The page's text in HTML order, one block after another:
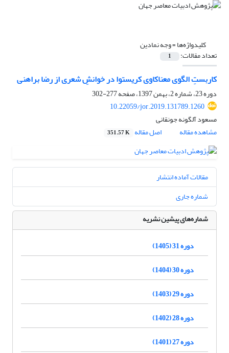
کلیدواژه‌ها =وجه نمادین
تعداد مقالات: 1
کاربستِ الگوی معناکاوی کریستوا در خوانشِ شعری از رضا براهنی
دوره 23، شماره 2، بهمن 1397، صفحه
277-302
10.22059/jor.2019.131789.1260
مسعود آلگونه جونقانی
مشاهده مقاله
اصل مقاله 351.57 K
مقالات آماده انتشار
شماره جاری
شماره‌های پیشین نشریه
دوره 31 (1405)
دوره 30 (1404)
دوره 29 (1403)
دوره 28 (1402)
دوره 27 (1401)